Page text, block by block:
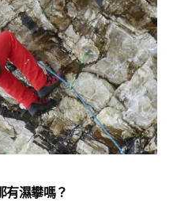
有濕攀嗎？